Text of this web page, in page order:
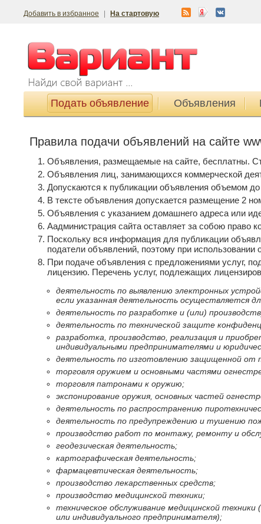
Добавить в избранное
На стартовую
Подать объявление Объявления
Правила подачи объявлений на сайте
Объявления, размещаемые на сайте, бесплатны.
Объявления лиц, занимающихся коммерческой
Допускаются к публикации объявления объемом
В тексте объявления допускается размещение 2
Объявления с указанием домашнего адреса или
Аадминистрация сайта оставляет за собою право
Поскольку вся информация для публикации
податели объявлений, поэтому при
При подаче объявления с предложениями услуг,
лицензию. Перечень услуг, подлежащих
деятельность по выявлению электронных
если указанная деятельность осуществляется
деятельность по разработке и (или)
деятельность по технической защите
разработка, производство, реализация и
индивидуальными предпринимателями и
деятельность по изготовлению защищенной от
торговля оружием и основными частями
торговля патронами к оружию;
экспонирование оружия, основных частей
деятельность по распространению
деятельность по предупреждению и тушению
производство работ по монтажу, ремонту и
геодезическая деятельность;
картографическая деятельность;
фармацевтическая деятельность;
производство лекарственных средств;
производство медицинской техники;
техническое обслуживание медицинской
или индивидуального предпринимателя);